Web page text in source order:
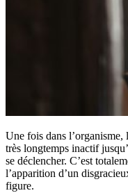
Une fois dans
très longtemps inactif
se déclencher. C’est
l’apparition d’un
figure.